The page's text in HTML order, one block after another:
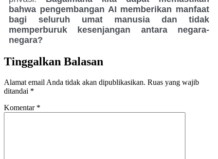
bahwa pengembangan AI memberikan manfaat
bagi seluruh umat manusia dan tidak
memperburuk kesenjangan antara negara-
negara?
Tinggalkan Balasan
Alamat email Anda tidak akan dipublikasikan. Ruas yang wajib
ditandai *
Komentar *